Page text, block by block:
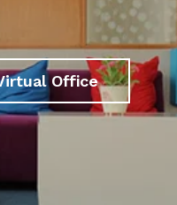
Office